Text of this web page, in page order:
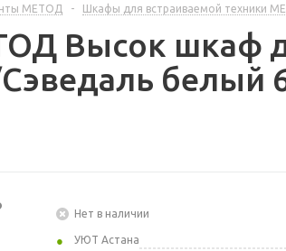
МЕТОД - Шкафы для встраиваемой техники
Высок шкаф
белый
Нет в наличии
УЮТ Астана